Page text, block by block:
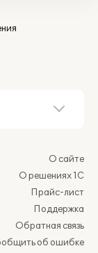
О сайте
О решениях 1С
Прайс-лист
Поддержка
Обратная связь
об ошибке